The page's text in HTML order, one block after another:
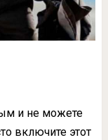
и не можете
включите этот